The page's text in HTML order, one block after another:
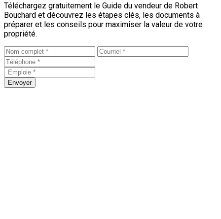
Téléchargez gratuitement le Guide du vendeur de Robert
Bouchard et découvrez les étapes clés, les documents à
préparer et les conseils pour maximiser la valeur de votre
propriété.
Envoyer